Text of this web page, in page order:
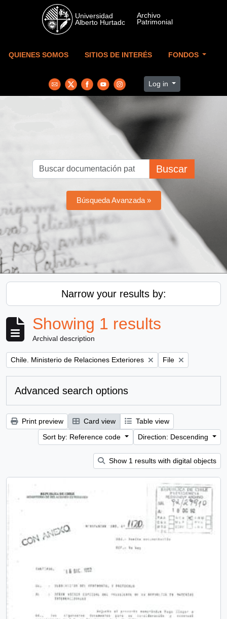
Skip to main content
QUIENES SOMOS SITIOS DE INTERÉS FONDOS
Log in
Buscar
Búsqueda Avanzada »
Narrow your results by:
Showing 1 results
Archival description
Remove filter:
Chile. Ministerio de Relaciones Exteriores Remove filter:
File
Advanced search options
Print preview Card view
Table view
Sort by: Reference code
Direction: Descending
Show 1 results with digital objects